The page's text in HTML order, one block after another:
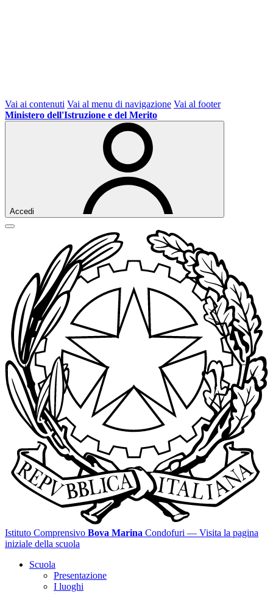
Vai ai contenuti Vai al menu di navigazione Vai al footer
Ministero dell'Istruzione e del Merito
Accedi
Istituto Comprensivo Bova Marina Condofuri — Visita la pagina
iniziale della scuola
Scuola
Presentazione
I luoghi